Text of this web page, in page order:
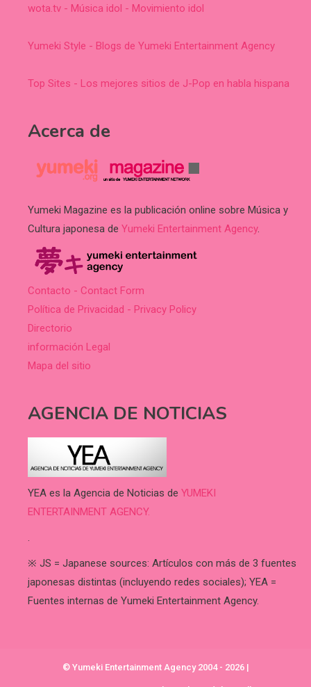
wota.tv - Música idol - Movimiento idol
Yumeki Style - Blogs de Yumeki Entertainment Agency
Top Sites - Los mejores sitios de J-Pop en habla hispana
Acerca de
Yumeki Magazine es la publicación online sobre Música y
Cultura japonesa de Yumeki Entertainment Agency.
Contacto - Contact Form
Política de Privacidad - Privacy Policy
Directorio
información Legal
Mapa del sitio
AGENCIA DE NOTICIAS
YEA es la Agencia de Noticias de YUMEKI
ENTERTAINMENT AGENCY.
.
※ JS = Japanese sources: Artículos con más de 3 fuentes
japonesas distintas (incluyendo redes sociales); YEA =
Fuentes internas de Yumeki Entertainment Agency.
© Yumeki Entertainment Agency 2004 - 2026 |